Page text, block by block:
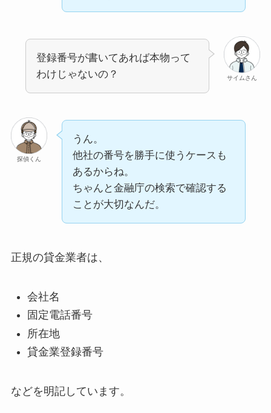
サイムさん
登録番号が書いてあれば本物って
わけじゃないの？
探偵くん
うん。
他社の番号を勝手に使うケースも
あるからね。
ちゃんと金融庁の検索で確認する
ことが大切なんだ。
正規の貸金業者は、
会社名
固定電話番号
所在地
貸金業登録番号
などを明記しています。